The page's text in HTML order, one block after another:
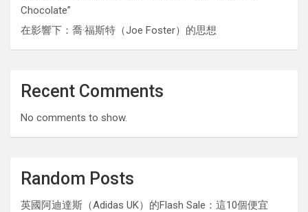
Chocolate”
在影響下：喬·福斯特（Joe Foster）的思想
Recent Comments
No comments to show.
Random Posts
英國阿迪達斯（Adidas UK）的Flash Sale：這10個便宜